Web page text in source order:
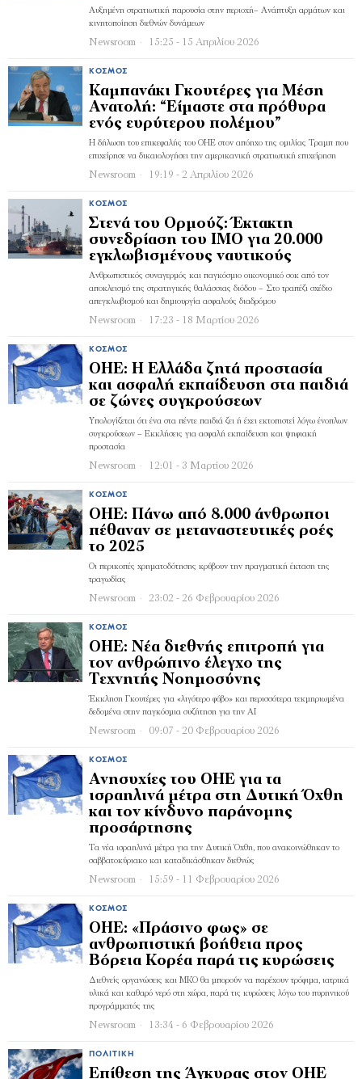
Αυξημένη στρατιωτική παρουσία στην περιοχή– Ανάπτυξη αρμάτων και
κινητοποίηση διεθνών δυνάμεων
Newsroom 15:25 - 15 Απριλίου 2026
ΚΌΣΜΟΣ
Καμπανάκι Γκουτέρες για Μέση
Ανατολή: “Είμαστε στα πρόθυρα
ενός ευρύτερου πολέμου”
Η δήλωση του επικεφαλής του ΟΗΕ στον απόηχο της ομιλίας Τραμπ που
επιχείρησε να δικαιολογήσει την αμερικανική στρατιωτική επιχείρηση
Newsroom 19:19 - 2 Απριλίου 2026
ΚΌΣΜΟΣ
Στενά του Ορμούζ: Έκτακτη
συνεδρίαση του ΙΜΟ για 20.000
εγκλωβισμένους ναυτικούς
Ανθρωπιστικός συναγερμός και παγκόσμιο οικονομικό σοκ από τον
αποκλεισμό της στρατηγικής θαλάσσιας διόδου – Στο τραπέζι σχέδιο
απεγκλωβισμού και δημιουργία ασφαλούς διαδρόμου
Newsroom 17:23 - 18 Μαρτίου 2026
ΚΌΣΜΟΣ
ΟΗΕ: Η Ελλάδα ζητά προστασία
και ασφαλή εκπαίδευση στα παιδιά
σε ζώνες συγκρούσεων
Υπολογίζεται ότι ένα στα πέντε παιδιά ζει ή έχει εκτοπιστεί λόγω ένοπλων
συγκρούσεων – Εκκλήσεις για ασφαλή εκπαίδευση και ψηφιακή
προστασία
Newsroom 12:01 - 3 Μαρτίου 2026
ΚΌΣΜΟΣ
ΟΗΕ: Πάνω από 8.000 άνθρωποι
πέθαναν σε μεταναστευτικές ροές
το 2025
Οι περικοπές χρηματοδότησης κρύβουν την πραγματική έκταση της
τραγωδίας
Newsroom 23:02 - 26 Φεβρουαρίου 2026
ΚΌΣΜΟΣ
ΟΗΕ: Νέα διεθνής επιτροπή για
τον ανθρώπινο έλεγχο της
Τεχνητής Νοημοσύνης
Έκκληση Γκουτέρες για «λιγότερο φόβο» και περισσότερα τεκμηριωμένα
δεδομένα στην παγκόσμια συζήτηση για την ΑΙ
Newsroom 09:07 - 20 Φεβρουαρίου 2026
ΚΌΣΜΟΣ
Ανησυχίες του ΟΗΕ για τα
ισραηλινά μέτρα στη Δυτική Όχθη
και τον κίνδυνο παράνομης
προσάρτησης
Τα νέα ισραηλινά μέτρα για την Δυτική Όχθη, που ανακοινώθηκαν το
σαββατοκύριακο και καταδικάσθηκαν διεθνώς
Newsroom 15:59 - 11 Φεβρουαρίου 2026
ΚΌΣΜΟΣ
ΟΗΕ: «Πράσινο φως» σε
ανθρωπιστική βοήθεια προς
Βόρεια Κορέα παρά τις κυρώσεις
Διεθνείς οργανώσεις και ΜΚΟ θα μπορούν να παρέχουν τρόφιμα, ιατρικά
υλικά και καθαρό νερό στη χώρα, παρά τις κυρώσεις λόγω του πυρηνικού
προγράμματός της
Newsroom 13:34 - 6 Φεβρουαρίου 2026
ΠΟΛΙΤΙΚΉ
Επίθεση της Άγκυρας στον ΟΗΕ